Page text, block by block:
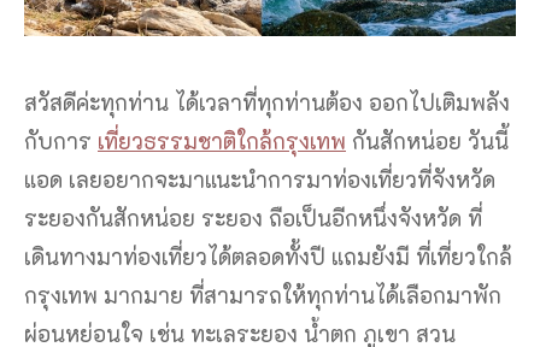
สวัสดีค่ะทุกท่าน ได้เวลาที่ทุกท่านต้อง ออกไปเติมพลัง
กับการ เที่ยวธรรมชาติใกล้กรุงเทพ กันสักหน่อย วันนี้
แอด เลยอยากจะมาแนะนำการมาท่องเที่ยวที่จังหวัด
ระยองกันสักหน่อย ระยอง ถือเป็นอีกหนึ่งจังหวัด ที่
เดินทางมาท่องเที่ยวได้ตลอดทั้งปี แถมยังมี ที่เที่ยวใกล้
กรุงเทพ มากมาย ที่สามารถให้ทุกท่านได้เลือกมาพัก
ผ่อนหย่อนใจ เช่น ทะเลระยอง น้ำตก ภูเขา สวน